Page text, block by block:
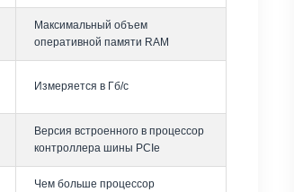
Максимальный объем
оперативной памяти RAM
Измеряется в Гб/с
Версия встроенного в процессор
контроллера шины PCIe
Чем больше процессор